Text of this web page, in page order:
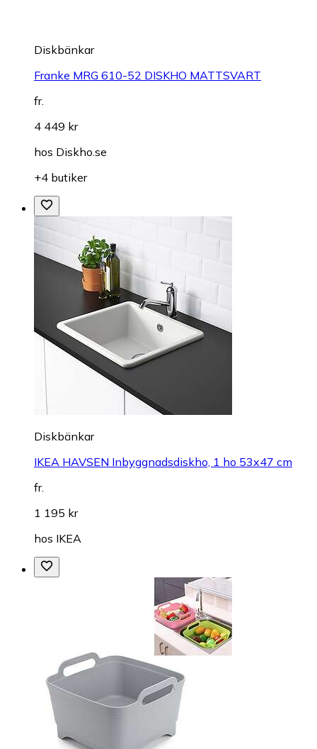
Diskbänkar
Franke MRG 610-52 DISKHO MATTSVART
fr.
4 449 kr
hos Diskho.se
+4 butiker
Diskbänkar
IKEA HAVSEN Inbyggnadsdiskho, 1 ho 53x47 cm
fr.
1 195 kr
hos IKEA